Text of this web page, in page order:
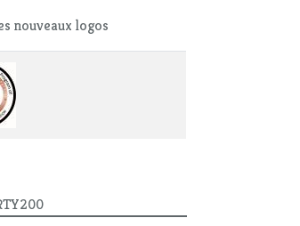
nouveaux logos